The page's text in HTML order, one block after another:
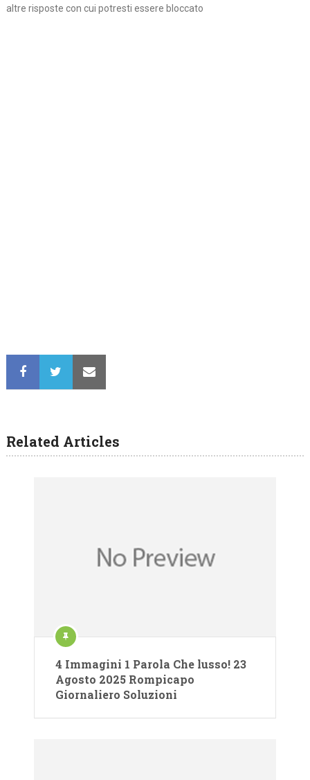
altre risposte con cui potresti essere bloccato
Related Articles
4 Immagini 1 Parola Che lusso! 23
Agosto 2025 Rompicapo
Giornaliero Soluzioni